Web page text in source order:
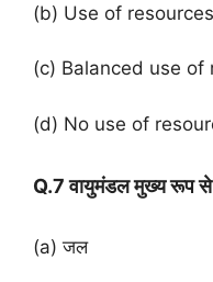
(b) Use of
(c) Balanced use of
(d) No use of
Q.7 वायुमंडल मुख्य रूप से
(a) जल